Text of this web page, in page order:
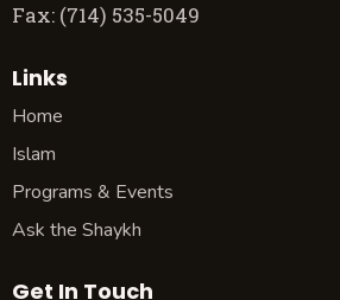
Fax: (714) 535-5049
Links
Home
Islam
Programs & Events
Ask the Shaykh
Get In Touch